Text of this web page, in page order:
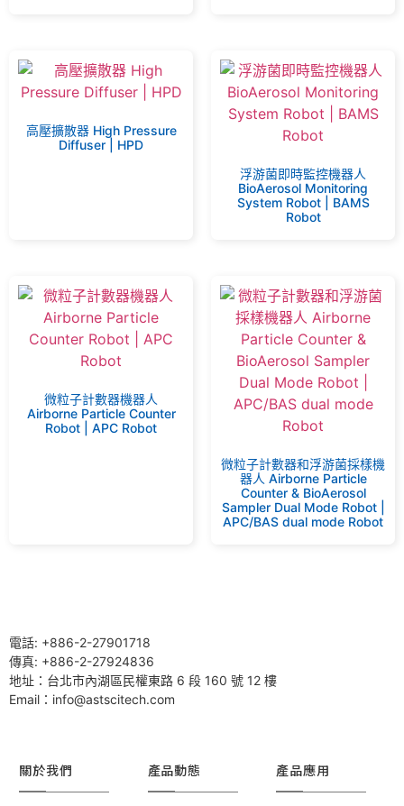
高壓擴散器 High Pressure
Diffuser | HPD
浮游菌即時監控機器人
BioAerosol Monitoring
System Robot | BAMS
Robot
微粒子計數器機器人
Airborne Particle Counter
Robot | APC Robot
微粒子計數器和浮游菌採樣機
器人 Airborne Particle
Counter & BioAerosol
Sampler Dual Mode Robot |
APC/BAS dual mode Robot
電話: +886-2-27901718
傳真: +886-2-27924836
地址：台北市內湖區民權東路 6 段 160 號 12 樓
Email：info@astscitech.com
關於我們 產品動態 產品應用